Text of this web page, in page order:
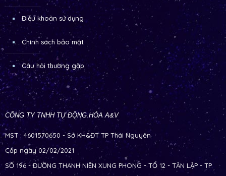
Điều khoản sử dụng
Chính sách bảo mật
Câu hỏi thường gặp
CÔNG TY TNHH TỰ ĐỘNG HÓA A&V
MST : 4601570650 - Sở KH&ĐT TP Thái Nguyên
Cấp ngày 02/02/2021
SỐ 196 - ĐƯỜNG THANH NIÊN XUNG PHONG - TỔ 12 - TÂN LẬP - TP